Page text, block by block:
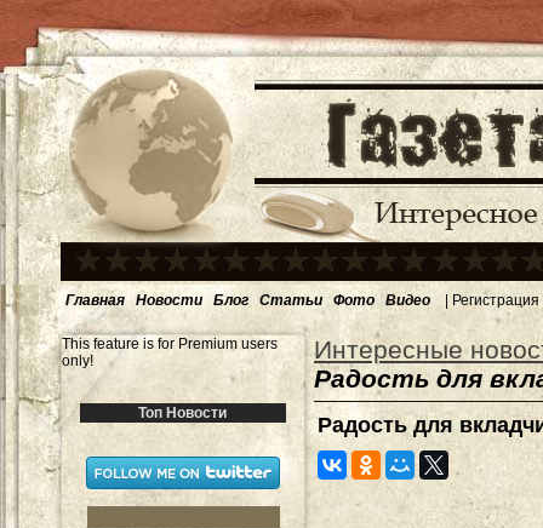
Главная Новости Блог Статьи Фото Видео | Регистрация
This feature is for Premium users
only!
Топ Новости
Интересные
Радость для
Радость для